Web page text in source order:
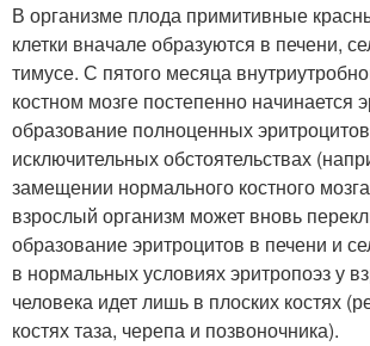
В организме плода примитивные
клетки вначале образуются в печени,
тимусе. С пятого месяца
костном мозге постепенно начинается
образование полноценных
исключительных обстоятельствах
замещении нормального костного
взрослый организм может вновь
образование эритроцитов в печени и
в нормальных условиях эритропоэз у
человека идет лишь в плоских костях
костях таза, черепа и позвоночника).